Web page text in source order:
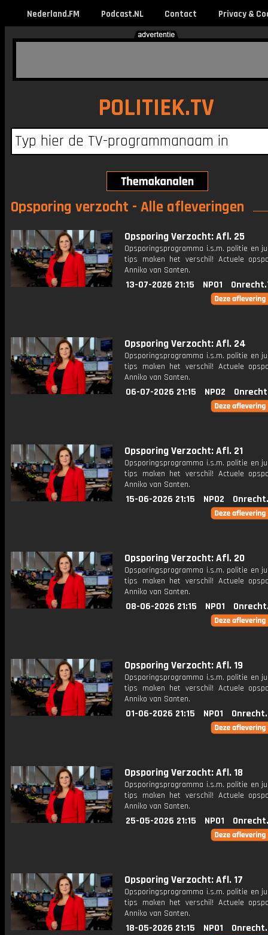
Nederland.FM Podcast.NL Contact Privacy &
POLITIEK.TV
Opsporing verzocht - Alle afleveringen
Opsporing Verzocht: Afl. 25
Opsporingsprogramma i.s.m. politie en
tips maken het verschil! Actuele
Anniko van Santen.
13-07-2026 21:15 NPO1
Opsporing Verzocht: Afl. 24
Opsporingsprogramma i.s.m. politie en
tips maken het verschil! Actuele
Anniko van Santen.
06-07-2026 21:15 NPO2
Opsporing Verzocht: Afl. 21
Opsporingsprogramma i.s.m. politie en
tips maken het verschil! Actuele
Anniko van Santen.
15-06-2026 21:15 NPO2
Opsporing Verzocht: Afl. 20
Opsporingsprogramma i.s.m. politie en
tips maken het verschil! Actuele
Anniko van Santen.
08-06-2026 21:15 NPO1
Opsporing Verzocht: Afl. 19
Opsporingsprogramma i.s.m. politie en
tips maken het verschil! Actuele
Anniko van Santen.
01-06-2026 21:15 NPO1
Opsporing Verzocht: Afl. 18
Opsporingsprogramma i.s.m. politie en
tips maken het verschil! Actuele
Anniko van Santen.
25-05-2026 21:15 NPO1
Opsporing Verzocht: Afl. 17
Opsporingsprogramma i.s.m. politie en
tips maken het verschil! Actuele
Anniko van Santen.
18-05-2026 21:15 NPO1